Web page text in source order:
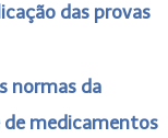
das provas
normas da
de medicamentos